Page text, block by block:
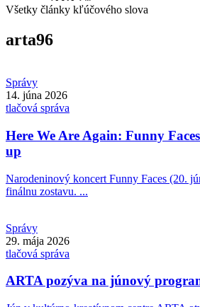
Všetky články kľúčového slova
arta96
Správy
14. júna 2026
tlačová správa
Here We Are Again: Funny
up
Narodeninový koncert Funny Faces (20.
finálnu zostavu. ...
Správy
29. mája 2026
tlačová správa
ARTA pozýva na júnový